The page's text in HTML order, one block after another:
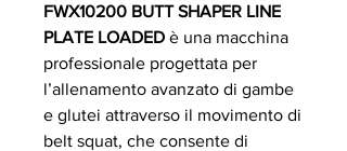
FWX10200 BUTT SHAPER LINE
PLATE LOADED è una macchina
professionale progettata per
l’allenamento avanzato di gambe
e glutei attraverso il movimento di
belt squat, che consente di